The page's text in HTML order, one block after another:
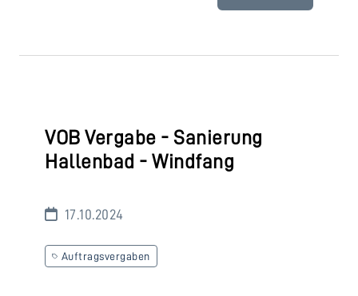
VOB Vergabe - Sanierung
Hallenbad - Windfang
17.10.2024
Auftragsvergaben